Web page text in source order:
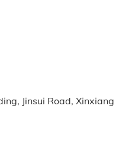
Jinsui Road, Xinxiang